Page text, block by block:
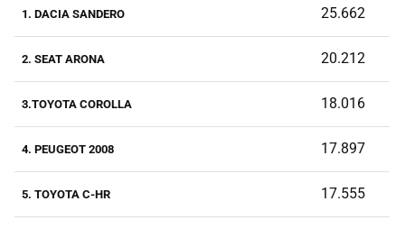
1. DACIA SANDERO 25.662
2. SEAT ARONA 20.212
3.TOYOTA COROLLA 18.016
4. PEUGEOT 2008 17.897
5. TOYOTA C-HR 17.555